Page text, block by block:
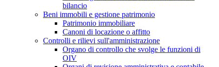
bilancio
Beni immobili e gestione patrimonio
Patrimonio immobiliare
Canoni di locazione o affitto
Controlli e rilievi sull'amministrazione
Organo di controllo che svolge le funzioni di
OIV